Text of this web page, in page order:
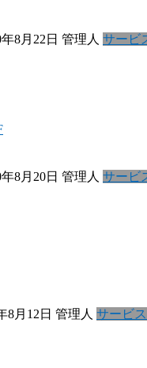
8月22日 管理人 サービ
8月20日 管理人 サービ
8月12日 管理人 サービ